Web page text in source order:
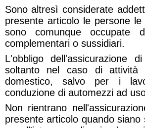
Sono altresì considerate
presente articolo le persone
sono comunque
complementari o sussidiari.
L'obbligo dell'assicurazione
soltanto nel caso di attività
domestico, salvo per i
conduzione di automezzi ad
Non rientrano
presente articolo quando